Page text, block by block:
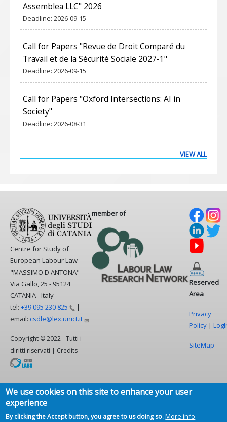
Assemblea LLC" 2026
Deadline: 2026-09-15
Call for Papers "Revue de Droit Comparé du
Travail et de la Sécurité Sociale 2027-1"
Deadline: 2026-09-15
Call for Papers "Oxford Intersections: AI in
Society"
Deadline: 2026-08-31
VIEW ALL
Centre for Study of
European Labour Law
"MASSIMO D'ANTONA"
Via Gallo, 25 - 95124
CATANIA - Italy
tel: +39 095 230 825
|
email: csdle@lex.unict.it
Copyright © 2022 - Tutti i
diritti riservati | Credits
member of
Reserved
Area
Privacy
Policy |
SiteMap
We use cookies on this site to enhance your user
experience
By clicking the Accept button, you agree to us doing so.More info